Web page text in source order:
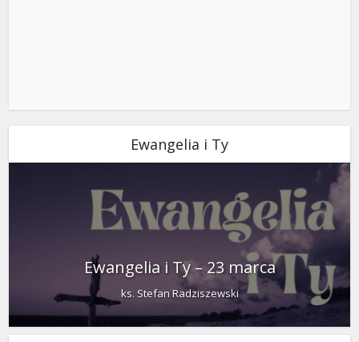
Ewangelia i Ty
Ewangelia i Ty – 23 marca
ks. Stefan Radziszewski